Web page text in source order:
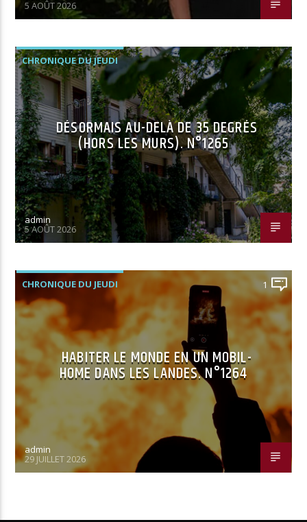
5 AOÛT 2026
CHRONIQUE DU JEUDI
DÉSORMAIS AU-DELÀ DE 35 DEGRÉS
(HORS LES MURS). N°1265
admin
5 AOÛT 2026
CHRONIQUE DU JEUDI 1
HABITER LE MONDE EN UN MOBIL-
HOME DANS LES LANDES. N°1264
admin
29 JUILLET 2026